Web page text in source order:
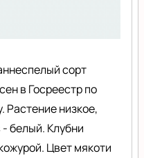
сорт
в Госреестр по
Растение низкое,
белый. Клубни
Цвет мякоти